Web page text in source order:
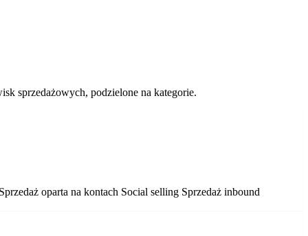
sprzedażowych, podzielone na kategorie.
oparta na kontach Social selling Sprzedaż inbound